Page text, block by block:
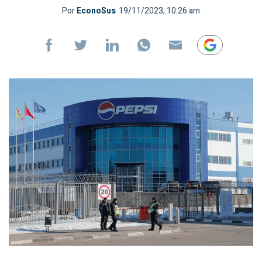
PorEconoSus 19/11/2023, 10:26 am